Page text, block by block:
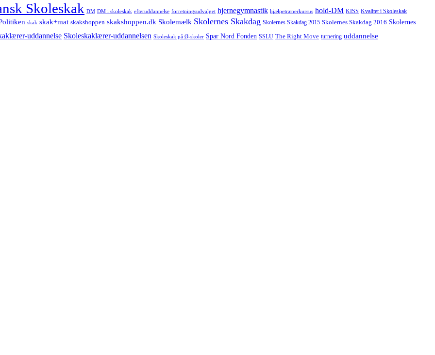
Skoleskak DM DM i skoleskak efteruddannelse forretningsudvalget hjernegymnastik hjælpetrænerkursus hold-DM KISS Kvalitet i Skoleskak
skak skak+mat skakshoppen skakshoppen.dk Skolemælk Skolernes Skakdag Skolernes Skakdag 2015 Skolernes Skakdag 2016 Skolernes
uddannelse Skoleskaklærer-uddannelsen Skoleskak på Ø-skoler Spar Nord Fonden SSLU The Right Move turnering uddannelse